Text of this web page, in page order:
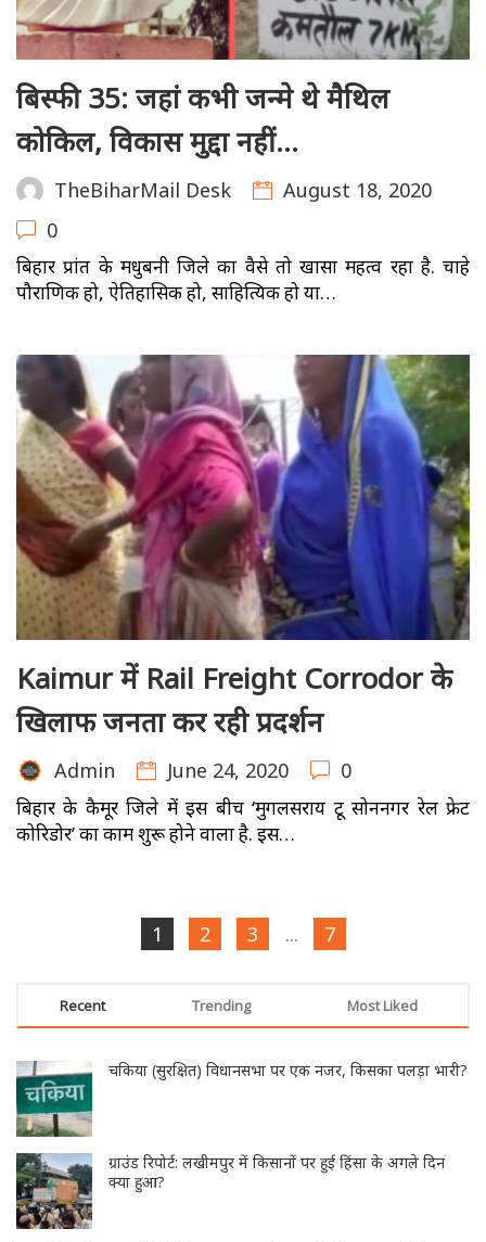
बिस्फी 35: जहां कभी जन्मे थे मैथिल
कोकिल, विकास मुद्दा नहीं…
TheBiharMail Desk
August 18, 2020
0
बिहार प्रांत के मधुबनी जिले का वैसे तो खासा महत्व रहा है. चाहे
पौराणिक हो, ऐतिहासिक हो, साहित्यिक हो या…
Kaimur में Rail Freight Corrodor के
खिलाफ जनता कर रही प्रदर्शन
Admin June 24, 2020 0
बिहार के कैमूर जिले में इस बीच ‘मुगलसराय टू सोननगर रेल फ्रेट
कोरिडोर’ का काम शुरू होने वाला है. इस…
1 2 3 ... 7
Recent Trending Most Liked
चकिया (सुरक्षित) विधानसभा पर एक नजर, किसका पलड़ा भारी?
ग्राउंड रिपोर्ट: लखीमपुर में किसानों पर हुई हिंसा के अगले दिन
क्या हुआ?